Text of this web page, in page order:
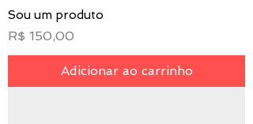
Sou um produto
Preço
R$ 150,00
Adicionar ao carrinho